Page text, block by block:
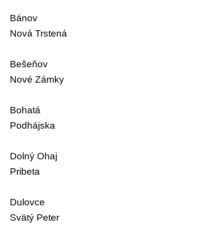
Bánov
Nová Trstená
Bešeňov
Nové Zámky
Bohatá
Podhájska
Dolný Ohaj
Pribeta
Dulovce
Svätý Peter